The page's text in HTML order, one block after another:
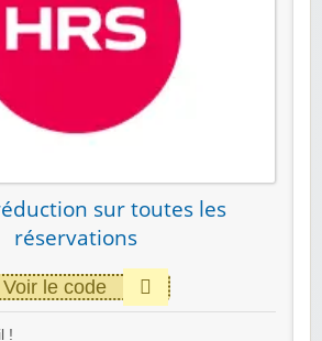
sur toutes les
réservations
Voir le code
!